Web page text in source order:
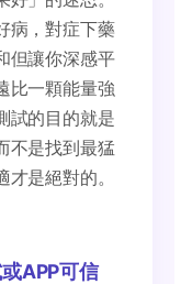
病，對症下藥
但讓你深感平
比一顆能量強
試的目的就是
不是找到最猛
是絕對的。
APP可信